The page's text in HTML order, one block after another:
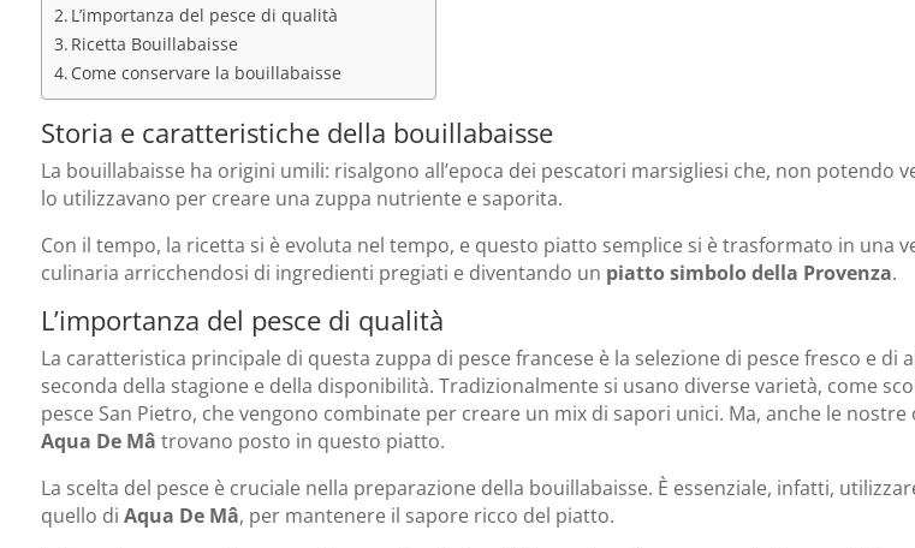
L’importanza del pesce di qualità
Ricetta Bouillabaisse
Come conservare la bouillabaisse
Storia e caratteristiche della bouillabaisse
La bouillabaisse ha origini umili: risalgono all’epoca dei pescatori marsigliesi che, non potendo
lo utilizzavano per creare una zuppa nutriente e saporita.
Con il tempo, la ricetta si è evoluta nel tempo, e questo piatto semplice si è trasformato in una
culinaria arricchendosi di ingredienti pregiati e diventando un piatto simbolo della Provenza.
L’importanza del pesce di qualità
La caratteristica principale di questa zuppa di pesce francese è la selezione di pesce fresco e di
seconda della stagione e della disponibilità. Tradizionalmente si usano diverse varietà, come
pesce San Pietro, che vengono combinate per creare un mix di sapori unici. Ma, anche le
Aqua De Mâ trovano posto in questo piatto.
La scelta del pesce è cruciale nella preparazione della bouillabaisse. È essenziale, infatti,
quello di Aqua De Mâ, per mantenere il sapore ricco del piatto.